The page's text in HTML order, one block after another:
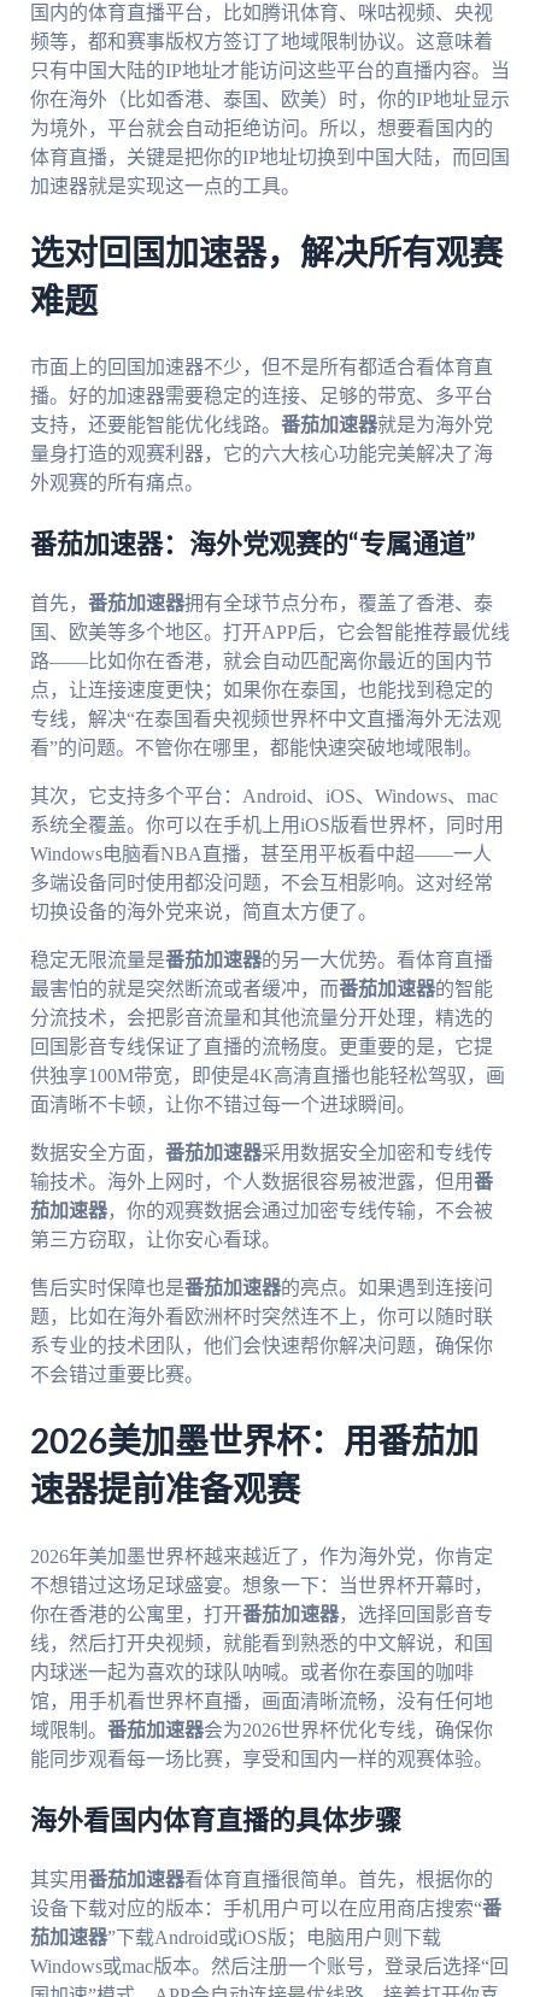
国内的体育直播平台，比如腾讯体育、咪咕视频、央视
频等，都和赛事版权方签订了地域限制协议。这意味着
只有中国大陆的IP地址才能访问这些平台的直播内容。当
你在海外（比如香港、泰国、欧美）时，你的IP地址显示
为境外，平台就会自动拒绝访问。所以，想要看国内的
体育直播，关键是把你的IP地址切换到中国大陆，而回国
加速器就是实现这一点的工具。
选对回国加速器，解决所有观赛
难题
市面上的回国加速器不少，但不是所有都适合看体育直
播。好的加速器需要稳定的连接、足够的带宽、多平台
支持，还要能智能优化线路。 番茄加速器就是为海外党
量身打造的观赛利器，它的六大核心功能完美解决了海
外观赛的所有痛点。
番茄加速器：海外党观赛的“专属通道”
首先， 番茄加速器拥有全球节点分布，覆盖了香港、泰
国、欧美等多个地区。打开APP后，它会智能推荐最优线
路——比如你在香港，就会自动匹配离你最近的国内节
点，让连接速度更快；如果你在泰国，也能找到稳定的
专线，解决“在泰国看央视频世界杯中文直播海外无法观
看”的问题。不管你在哪里，都能快速突破地域限制。
其次，它支持多个平台：Android、iOS、Windows、mac
系统全覆盖。你可以在手机上用iOS版看世界杯，同时用
Windows电脑看NBA直播，甚至用平板看中超——一人
多端设备同时使用都没问题，不会互相影响。这对经常
切换设备的海外党来说，简直太方便了。
稳定无限流量是番茄加速器的另一大优势。看体育直播
最害怕的就是突然断流或者缓冲，而番茄加速器的智能
分流技术，会把影音流量和其他流量分开处理，精选的
回国影音专线保证了直播的流畅度。更重要的是，它提
供独享100M带宽，即使是4K高清直播也能轻松驾驭，画
面清晰不卡顿，让你不错过每一个进球瞬间。
数据安全方面， 番茄加速器采用数据安全加密和专线传
输技术。海外上网时，个人数据很容易被泄露，但用番
茄加速器，你的观赛数据会通过加密专线传输，不会被
第三方窃取，让你安心看球。
售后实时保障也是番茄加速器的亮点。如果遇到连接问
题，比如在海外看欧洲杯时突然连不上，你可以随时联
系专业的技术团队，他们会快速帮你解决问题，确保你
不会错过重要比赛。
2026美加墨世界杯：用番茄加
速器提前准备观赛
2026年美加墨世界杯越来越近了，作为海外党，你肯定
不想错过这场足球盛宴。想象一下：当世界杯开幕时，
你在香港的公寓里，打开番茄加速器，选择回国影音专
线，然后打开央视频，就能看到熟悉的中文解说，和国
内球迷一起为喜欢的球队呐喊。或者你在泰国的咖啡
馆，用手机看世界杯直播，画面清晰流畅，没有任何地
域限制。 番茄加速器会为2026世界杯优化专线，确保你
能同步观看每一场比赛，享受和国内一样的观赛体验。
海外看国内体育直播的具体步骤
其实用番茄加速器看体育直播很简单。首先，根据你的
设备下载对应的版本：手机用户可以在应用商店搜索“番
茄加速器”下载Android或iOS版；电脑用户则下载
Windows或mac版本。然后注册一个账号，登录后选择“回